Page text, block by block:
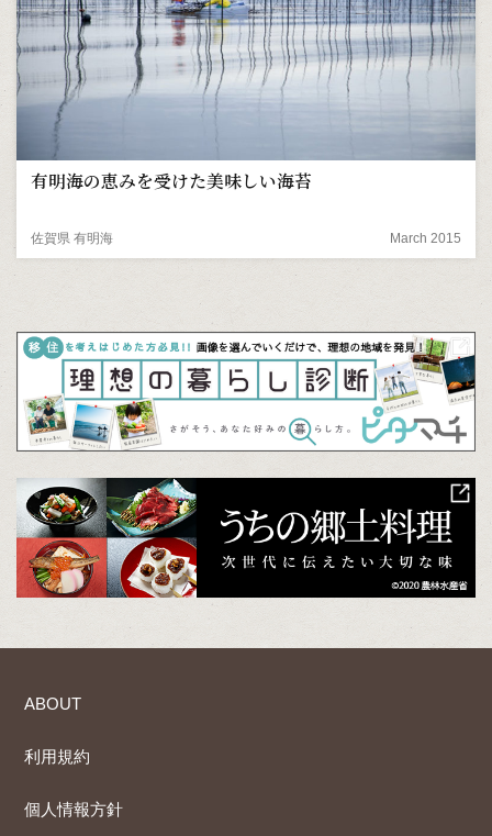
有明海の恵みを受けた美味しい海苔
佐賀県 有明海 March 2015
ABOUT
利用規約
個人情報方針